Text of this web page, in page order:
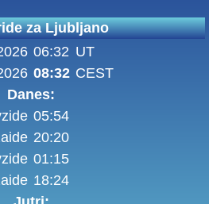
za Ljubljano
06:32 UT
08:32 CEST
Danes:
05:54
20:20
01:15
18:24